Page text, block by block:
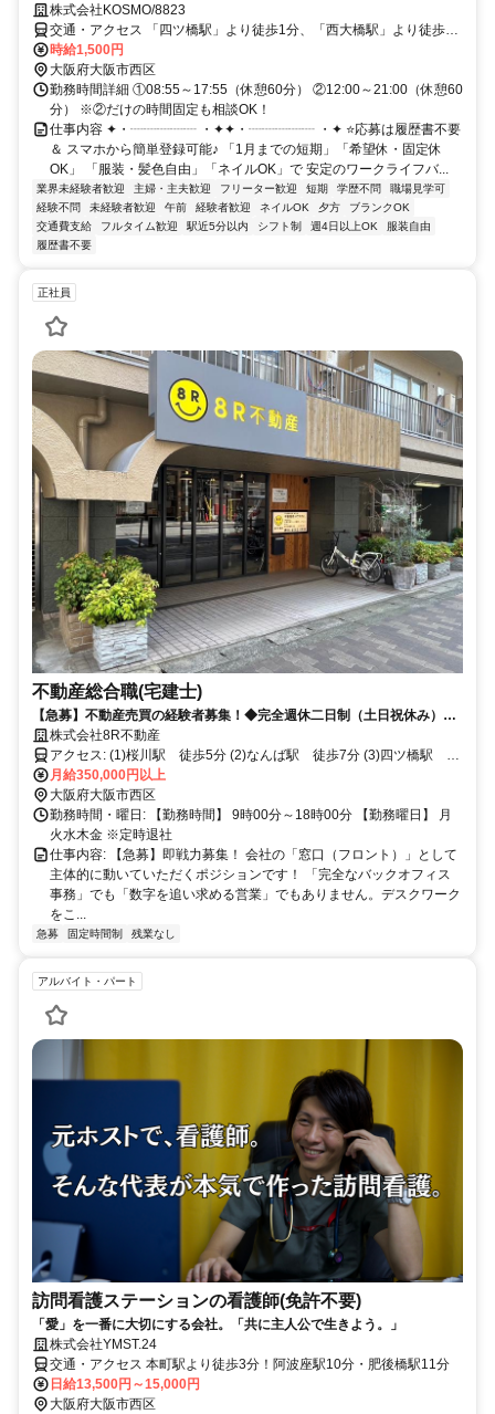
株式会社KOSMO/8823
交通・アクセス 「四ツ橋駅」より徒歩1分、「西大橋駅」より徒歩3
分、「心斎橋駅」より徒歩5分
時給1,500円
大阪府大阪市西区
勤務時間詳細 ①08:55～17:55（休憩60分） ②12:00～21:00（休憩60
分） ※②だけの時間固定も相談OK！
仕事内容 ✦・┈┈┈┈┈ ・✦✦・┈┈┈┈┈ ・✦ ⭐応募は履歴書不要
＆ スマホから簡単登録可能♪ 「1月までの短期」「希望休・固定休
OK」 「服装・髪色自由」「ネイルOK」で 安定のワークライフバ...
業界未経験者歓迎 主婦・主夫歓迎 フリーター歓迎 短期 学歴不問
職場見学可
経験不問
未経験者歓迎 午前 経験者歓迎 ネイルOK 夕方
ブランクOK
交通費支給
フルタイム歓迎 駅近5分以内 シフト制 週4日以上OK
服装自由
履歴書不要
正社員
不動産総合職(宅建士)
【急募】不動産売買の経験者募集！◆完全週休二日制（土日祝休み）残
業なし◆月給35万円〜＋ボーナス年2回
株式会社8R不動産
アクセス: (1)桜川駅 徒歩5分 (2)なんば駅 徒歩7分 (3)四ツ橋駅 徒
歩7分 (4)大阪難波駅 徒歩8分 (5)西大橋駅 徒歩8分 複数路線・複数
駅から徒歩すぐの通勤便利なオフィスです。
月給350,000円以上
大阪府大阪市西区
勤務時間・曜日: 【勤務時間】 9時00分～18時00分 【勤務曜日】 月
火水木金 ※定時退社
仕事内容: 【急募】即戦力募集！ 会社の「窓口（フロント）」として
主体的に動いていただくポジションです！ 「完全なバックオフィス
事務」でも「数字を追い求める営業」でもありません。デスクワーク
をこ...
急募 固定時間制 残業なし
アルバイト・パート
訪問看護ステーションの看護師(免許不要)
「愛」を一番に大切にする会社。「共に主人公で生きよう。」
株式会社YMST.24
交通・アクセス 本町駅より徒歩3分！阿波座駅10分・肥後橋駅11分
日給13,500円～15,000円
大阪府大阪市西区